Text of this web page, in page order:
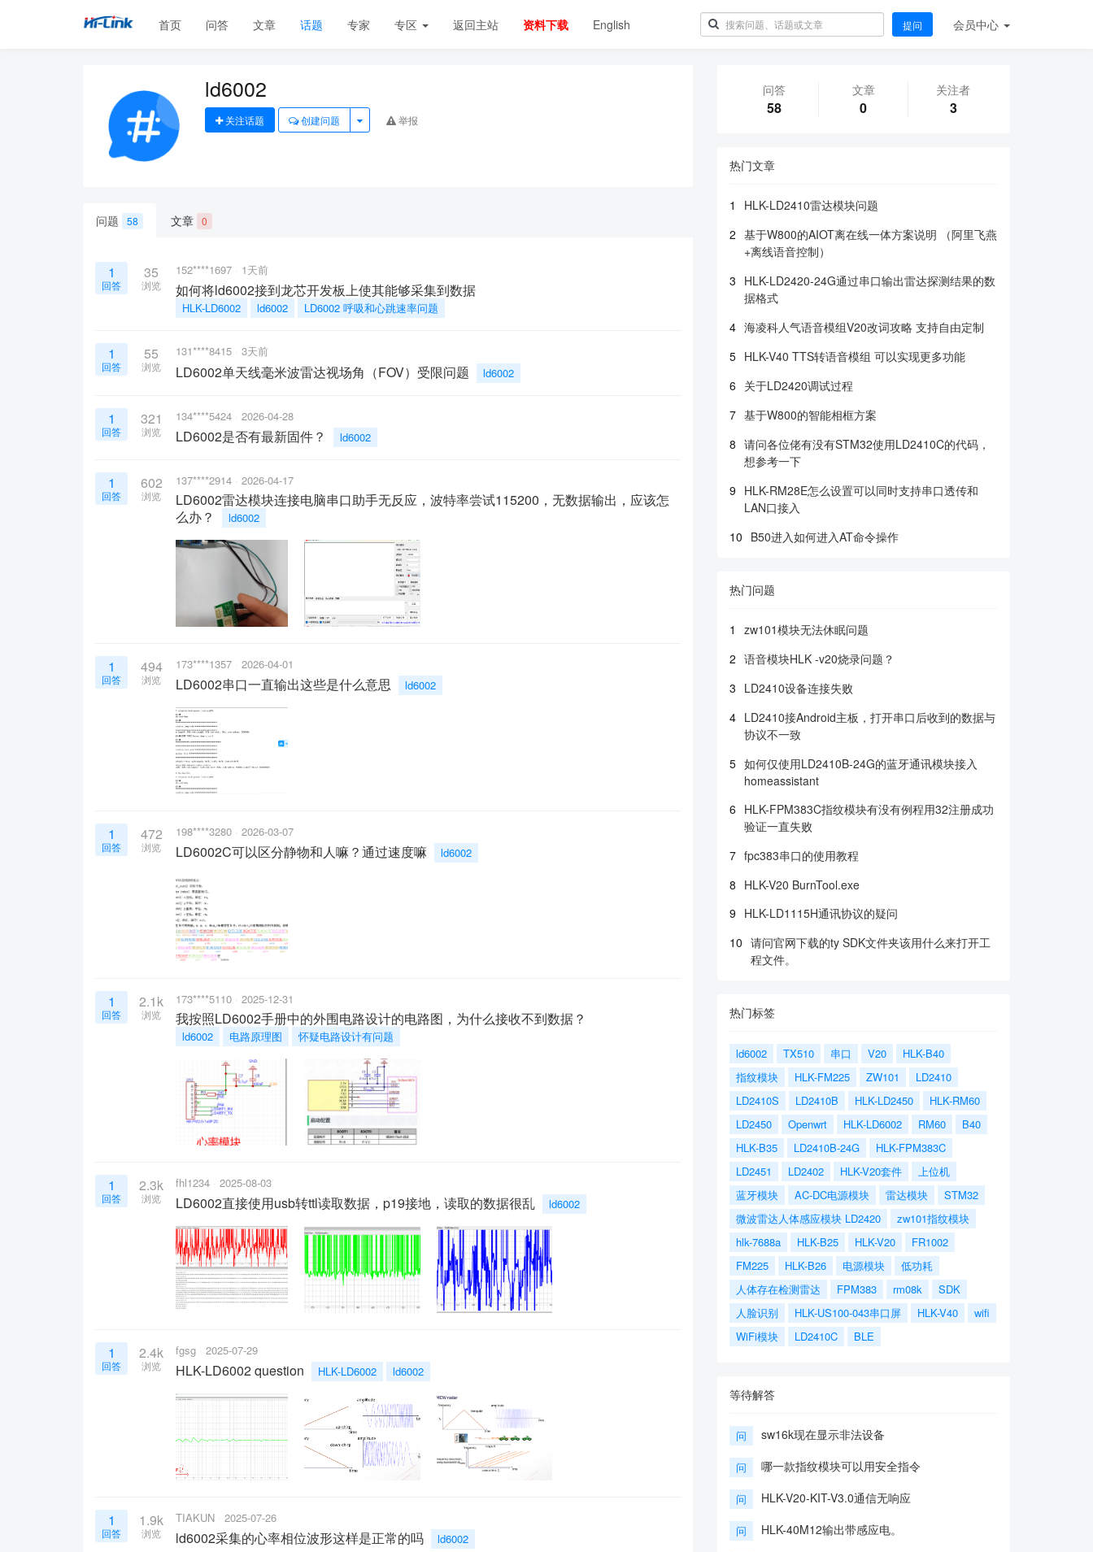
首页 问答 文章 话题 专家 专区 返回主站 资料下载 English 提问 会员中心
ld6002
关注话题 创建问题 举报
问题 58 文章 0
1
回答
35
浏览
152****1697 1天前
如何将ld6002接到龙芯开发板上使其能够采集到数据
HLK-LD6002 ld6002 LD6002 呼吸和心跳速率问题
1
回答
55
浏览
131****8415 3天前
LD6002单天线毫米波雷达视场角（FOV）受限问题 ld6002
1
回答
321
浏览
134****5424 2026-04-28
LD6002是否有最新固件？ ld6002
1
回答
602
浏览
137****2914 2026-04-17
LD6002雷达模块连接电脑串口助手无反应，波特率尝试115200，无数据输出，应该怎
么办？
ld6002
1
回答
494
浏览
173****1357 2026-04-01
LD6002串口一直输出这些是什么意思 ld6002
1
回答
472
浏览
198****3280 2026-03-07
LD6002C可以区分静物和人嘛？通过速度嘛 ld6002
1
回答
2.1k
浏览
173****5110 2025-12-31
我按照LD6002手册中的外围电路设计的电路图，为什么接收不到数据？
ld6002 电路原理图 怀疑电路设计有问题
1
回答
2.3k
浏览
fhl1234 2025-08-03
LD6002直接使用usb转ttl读取数据，p19接地，读取的数据很乱 ld6002
1
回答
2.4k
浏览
fgsg 2025-07-29
HLK-LD6002 question HLK-LD6002 ld6002
1
回答
1.9k
浏览
TIAKUN 2025-07-26
ld6002采集的心率相位波形这样是正常的吗 ld6002
问答
58
文章
0
关注者
3
热门文章
1
HLK-LD2410雷达模块问题
2 基于W800的AIOT离在线一体方案说明 （阿里飞燕
+离线语音控制）
3 HLK-LD2420-24G通过串口输出雷达探测结果的数
据格式
4 海凌科人气语音模组V20改词攻略 支持自由定制
5 HLK-V40 TTS转语音模组 可以实现更多功能
6 关于LD2420调试过程
7 基于W800的智能相框方案
8 请问各位佬有没有STM32使用LD2410C的代码，
想参考一下
9 HLK-RM28E怎么设置可以同时支持串口透传和
LAN口接入
10 B50进入如何进入AT命令操作
热门问题
1
zw101模块无法休眠问题
2 语音模块HLK -v20烧录问题？
3 LD2410设备连接失败
4 LD2410接Android主板，打开串口后收到的数据与
协议不一致
5 如何仅使用LD2410B-24G的蓝牙通讯模块接入
homeassistant
6 HLK-FPM383C指纹模块有没有例程用32注册成功
验证一直失败
7 fpc383串口的使用教程
8 HLK-V20 BurnTool.exe
9 HLK-LD1115H通讯协议的疑问
10 请问官网下载的ty SDK文件夹该用什么来打开工
程文件。
热门标签
ld6002 TX510 串口 V20
HLK-B40
指纹模块
HLK-FM225 ZW101
LD2410
LD2410S
LD2410B HLK-LD2450
HLK-RM60
LD2450
Openwrt HLK-LD6002 RM60
B40
HLK-B35
LD2410B-24G
HLK-FPM383C
LD2451
LD2402 HLK-V20套件
上位机
蓝牙模块
AC-DC电源模块 雷达模块
STM32
微波雷达人体感应模块 LD2420
zw101指纹模块
hlk-7688a
HLK-B25 HLK-V20
FR1002
FM225
HLK-B26 电源模块
低功耗
人体存在检测雷达
FPM383 rm08k
SDK
人脸识别
HLK-US100-043串口屏 HLK-V40
wifi
WiFi模块
LD2410C BLE
等待解答
问 sw16k现在显示非法设备
问 哪一款指纹模块可以用安全指令
问 HLK-V20-KIT-V3.0通信无响应
问 HLK-40M12输出带感应电。